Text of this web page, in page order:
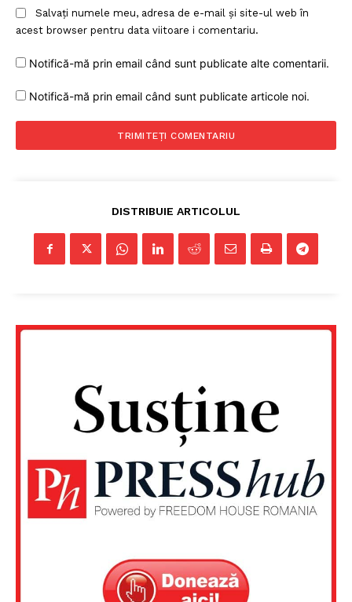
Salvați numele meu, adresa de e-mail și site-ul web în
acest browser pentru data viitoare i comentariu.
Notifică-mă prin email când sunt publicate alte comentarii.
Notifică-mă prin email când sunt publicate articole noi.
DISTRIBUIE ARTICOLUL